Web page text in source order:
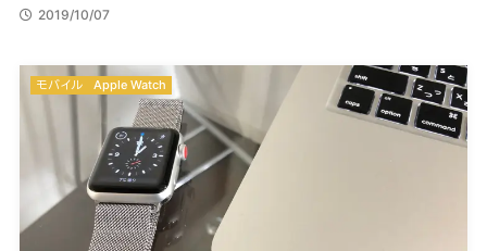
2019/10/07
モバイル Apple Watch